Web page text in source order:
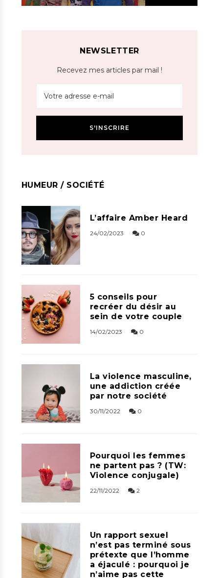
NEWSLETTER
Recevez mes articles par mail !
HUMEUR / SOCIÉTÉ
L’affaire Amber Heard
24/02/2023 0
5 conseils pour
recréer du désir au
sein de votre couple
14/02/2023 0
La violence masculine,
une addiction créée
par notre société
30/11/2022 0
Pourquoi les femmes
ne partent pas ? (TW:
Violence conjugale)
22/11/2022 2
Un rapport sexuel
n’est pas terminé sous
prétexte que l’homme
a éjaculé : pourquoi je
n’aime pas cette